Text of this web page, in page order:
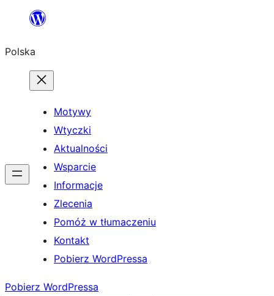
Przejdź
treści
Polska
Motywy
Wtyczki
Aktualności
Wsparcie
Informacje
Zlecenia
Pomóż w tłumaczeniu
Kontakt
Pobierz WordPressa
Pobierz WordPressa